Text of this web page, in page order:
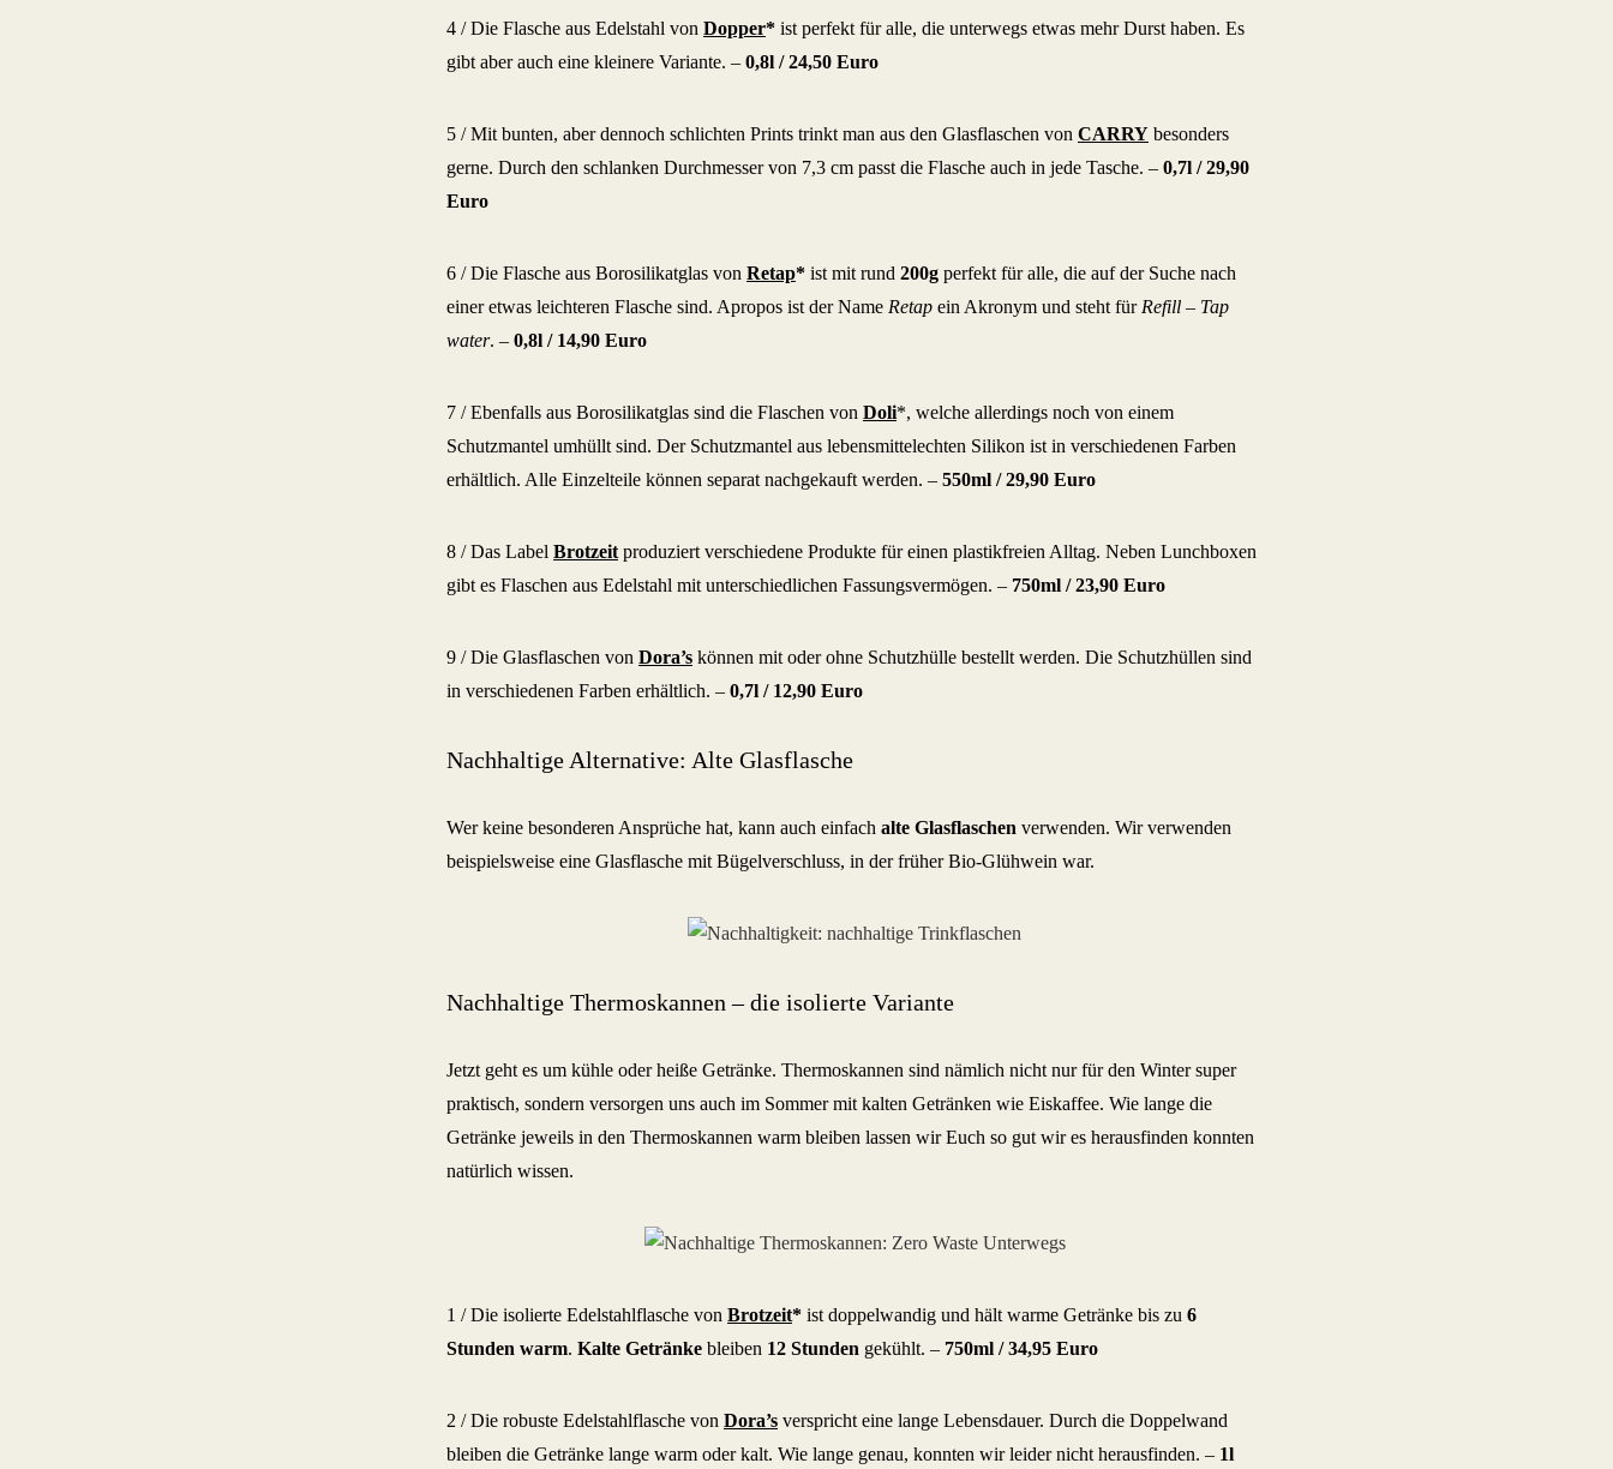
4 / Die Flasche aus Edelstahl von Dopper* ist perfekt für alle, die unterwegs etwas mehr Durst haben. Es
gibt aber auch eine kleinere Variante. – 0,8l / 24,50 Euro
5 / Mit bunten, aber dennoch schlichten Prints trinkt man aus den Glasflaschen von CARRY besonders
gerne. Durch den schlanken Durchmesser von 7,3 cm passt die Flasche auch in jede Tasche. – 0,7l / 29,90
Euro
6 / Die Flasche aus Borosilikatglas von Retap* ist mit rund 200g perfekt für alle, die auf der Suche nach
einer etwas leichteren Flasche sind. Apropos ist der Name Retap ein Akronym und steht für Refill – Tap
water. – 0,8l / 14,90 Euro
7 / Ebenfalls aus Borosilikatglas sind die Flaschen von Doli*, welche allerdings noch von einem
Schutzmantel umhüllt sind. Der Schutzmantel aus lebensmittelechten Silikon ist in verschiedenen Farben
erhältlich. Alle Einzelteile können separat nachgekauft werden. – 550ml / 29,90 Euro
8 / Das Label Brotzeit produziert verschiedene Produkte für einen plastikfreien Alltag. Neben Lunchboxen
gibt es Flaschen aus Edelstahl mit unterschiedlichen Fassungsvermögen. – 750ml / 23,90 Euro
9 / Die Glasflaschen von Dora’s können mit oder ohne Schutzhülle bestellt werden. Die Schutzhüllen sind
in verschiedenen Farben erhältlich. – 0,7l / 12,90 Euro
Nachhaltige Alternative: Alte Glasflasche
Wer keine besonderen Ansprüche hat, kann auch einfach alte Glasflaschen verwenden. Wir verwenden
beispielsweise eine Glasflasche mit Bügelverschluss, in der früher Bio-Glühwein war.
Nachhaltige Thermoskannen – die isolierte Variante
Jetzt geht es um kühle oder heiße Getränke. Thermoskannen sind nämlich nicht nur für den Winter super
praktisch, sondern versorgen uns auch im Sommer mit kalten Getränken wie Eiskaffee. Wie lange die
Getränke jeweils in den Thermoskannen warm bleiben lassen wir Euch so gut wir es herausfinden konnten
natürlich wissen.
1 / Die isolierte Edelstahlflasche von Brotzeit* ist doppelwandig und hält warme Getränke bis zu 6
Stunden warm. Kalte Getränke bleiben 12 Stunden gekühlt. – 750ml / 34,95 Euro
2 / Die robuste Edelstahlflasche von Dora’s verspricht eine lange Lebensdauer. Durch die Doppelwand
bleiben die Getränke lange warm oder kalt. Wie lange genau, konnten wir leider nicht herausfinden. – 1l